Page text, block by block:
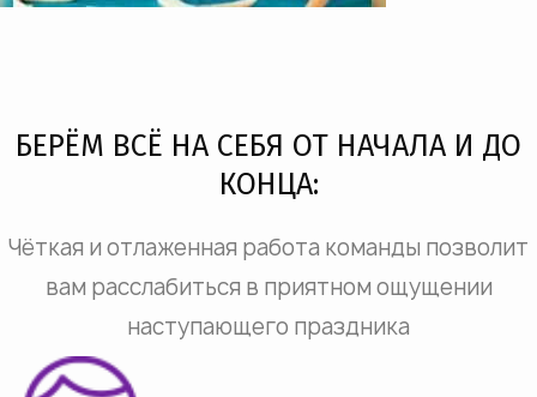
БЕРЁМ ВСЁ НА СЕБЯ ОТ НАЧАЛА И ДО
КОНЦА:
Чёткая и отлаженная работа команды позволит
вам расслабиться в приятном ощущении
наступающего праздника